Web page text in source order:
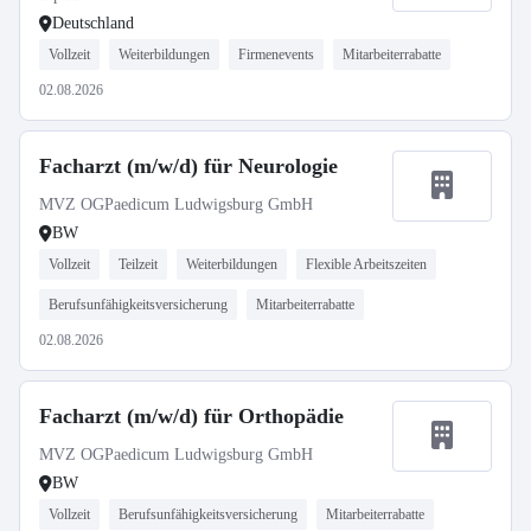
Deutschland
Vollzeit Weiterbildungen Firmenevents Mitarbeiterrabatte
02.08.2026
Facharzt (m/w/d) für Neurologie
MVZ OGPaedicum Ludwigsburg GmbH
BW
Vollzeit Teilzeit Weiterbildungen Flexible Arbeitszeiten
Berufsunfähigkeitsversicherung Mitarbeiterrabatte
02.08.2026
Facharzt (m/w/d) für Orthopädie
MVZ OGPaedicum Ludwigsburg GmbH
BW
Vollzeit Berufsunfähigkeitsversicherung Mitarbeiterrabatte